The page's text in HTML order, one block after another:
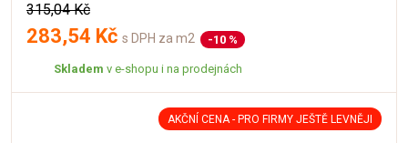
315,04 Kč
283,54 Kč s DPH za m2 -10 %
Skladem v e-shopu i na prodejnách
AKČNÍ CENA - PRO FIRMY JEŠTĚ LEVNĚJI